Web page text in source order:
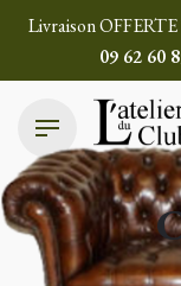
Livraison
09 62 60